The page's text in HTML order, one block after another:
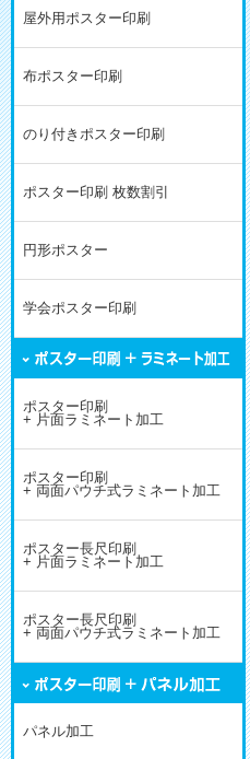
屋外用ポスター印刷
布ポスター印刷
のり付きポスター印刷
ポスター印刷 枚数割引
円形ポスター
学会ポスター印刷
ポスター印刷
+ 片面ラミネート加工
ポスター印刷
+ 両面パウチ式ラミネート加工
ポスター長尺印刷
+ 片面ラミネート加工
ポスター長尺印刷
+ 両面パウチ式ラミネート加工
パネル加工